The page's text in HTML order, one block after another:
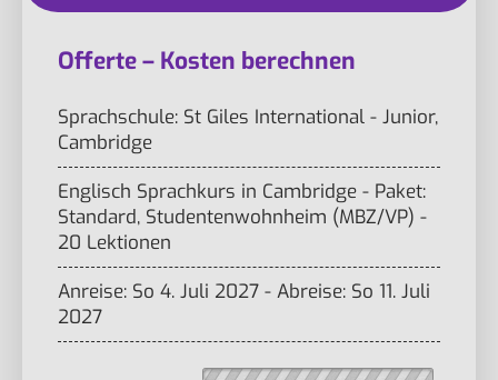
Offerte – Kosten berechnen
Sprachschule: St Giles International - Junior,
Cambridge
Englisch Sprachkurs in Cambridge - Paket:
Standard, Studentenwohnheim (MBZ/VP) -
20 Lektionen
Anreise: So 4. Juli 2027 - Abreise: So 11. Juli
2027